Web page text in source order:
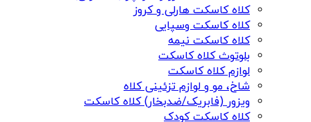
کلاه کاسکت هارلی و کروز
کلاه کاسکت وسپایی
کلاه کاسکت نیمه
بلوتوث کلاه کاسکت
لوازم کلاه کاسکت
شاخ، مو و لوازم تزئینی کلاه
ویزور (فابریک/ضدبخار) کلاه کاسکت
کلاه کاسکت کودک